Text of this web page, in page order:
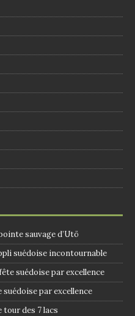
sauvage d’Utö
suédoise incontournable
suédoise par excellence
par excellence
tour des 7 lacs